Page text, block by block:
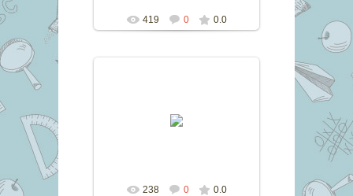
419 0 0.0
238 0 0.0